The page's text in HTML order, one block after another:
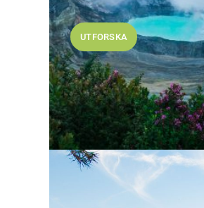
UTFORSKA